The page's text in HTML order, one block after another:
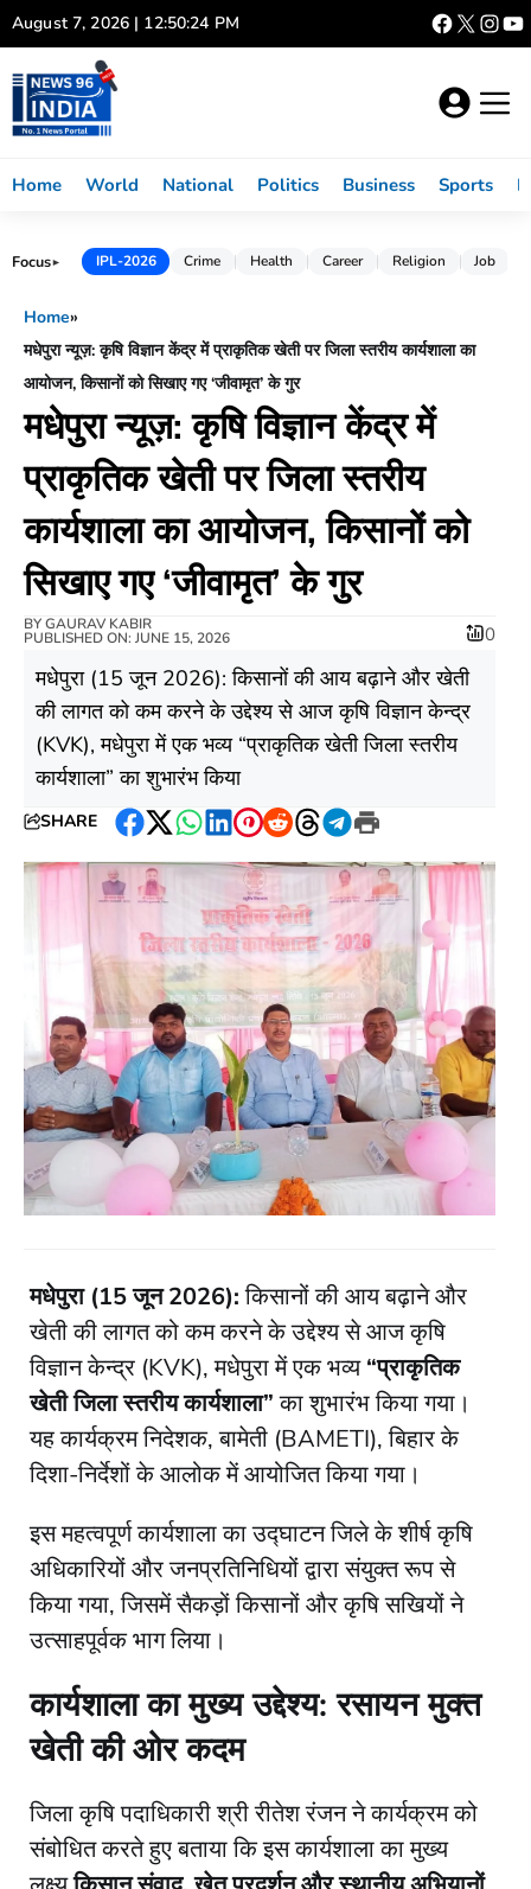
Skip
to
content
August 7, 2026 | 12:50:25 PM
Home World National Politics Business Sports
Focus► IPL-2026 Crime Health Career Religion Job
Home»
मधेपुरा न्यूज़: कृषि विज्ञान केंद्र में प्राकृतिक खेती पर जिला स्तरीय कार्यशाला का
आयोजन, किसानों को सिखाए गए ‘जीवामृत’ के गुर
मधेपुरा न्यूज़: कृषि विज्ञान केंद्र में
प्राकृतिक खेती पर जिला स्तरीय
कार्यशाला का आयोजन, किसानों को
सिखाए गए ‘जीवामृत’ के गुर
BYGAURAV KABIR
PUBLISHED ON: JUNE 15, 2026 0
​मधेपुरा (15 जून 2026): किसानों की आय बढ़ाने और खेती
की लागत को कम करने के उद्देश्य से आज कृषि विज्ञान केन्द्र
(KVK), मधेपुरा में एक भव्य “प्राकृतिक खेती जिला स्तरीय
कार्यशाला” का शुभारंभ किया
SHARE
Facebook
Twitter
WhatsApp
LinkedIn
Pinterest
RedditThreads
Telegram
Print
मधेपुरा (15 जून 2026):किसानों की आय बढ़ाने और
खेती की लागत को कम करने के उद्देश्य से आज कृषि
विज्ञान केन्द्र (KVK), मधेपुरा में एक भव्य“प्राकृतिक
खेती जिला स्तरीय कार्यशाला”का शुभारंभ किया गया।
यह कार्यक्रम निदेशक, बामेती (BAMETI), बिहार के
दिशा-निर्देशों के आलोक में आयोजित किया गया।
​इस महत्वपूर्ण कार्यशाला का उद्घाटन जिले के शीर्ष कृषि
अधिकारियों और जनप्रतिनिधियों द्वारा संयुक्त रूप से
किया गया, जिसमें सैकड़ों किसानों और कृषि सखियों ने
उत्साहपूर्वक भाग लिया।
​कार्यशाला का मुख्य उद्देश्य: रसायन मुक्त
खेती की ओर कदम
​जिला कृषि पदाधिकारी श्री रीतेश रंजन ने कार्यक्रम को
संबोधित करते हुए बताया कि इस कार्यशाला का मुख्य